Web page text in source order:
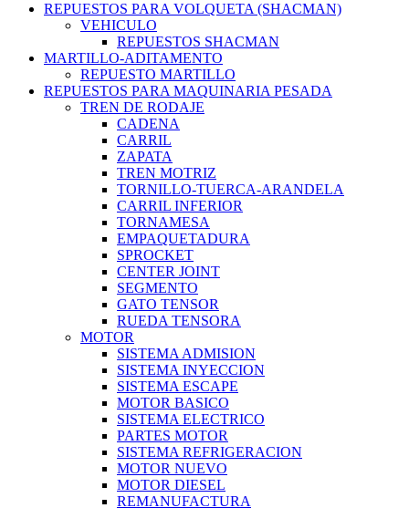
REPUESTOS PARA VOLQUETA (SHACMAN)
VEHICULO
REPUESTOS SHACMAN
MARTILLO-ADITAMENTO
REPUESTO MARTILLO
REPUESTOS PARA MAQUINARIA PESADA
TREN DE RODAJE
CADENA
CARRIL
ZAPATA
TREN MOTRIZ
TORNILLO-TUERCA-ARANDELA
CARRIL INFERIOR
TORNAMESA
EMPAQUETADURA
SPROCKET
CENTER JOINT
SEGMENTO
GATO TENSOR
RUEDA TENSORA
MOTOR
SISTEMA ADMISION
SISTEMA INYECCION
SISTEMA ESCAPE
MOTOR BASICO
SISTEMA ELECTRICO
PARTES MOTOR
SISTEMA REFRIGERACION
MOTOR NUEVO
MOTOR DIESEL
REMANUFACTURA